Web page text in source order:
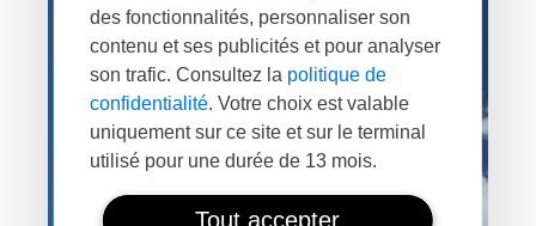
des fonctionnalités, personnaliser son
contenu et ses publicités et pour analyser
son trafic. Consultez la politique de
confidentialité. Votre choix est valable
uniquement sur ce site et sur le terminal
utilisé pour une durée de 13 mois.
Tout accepter